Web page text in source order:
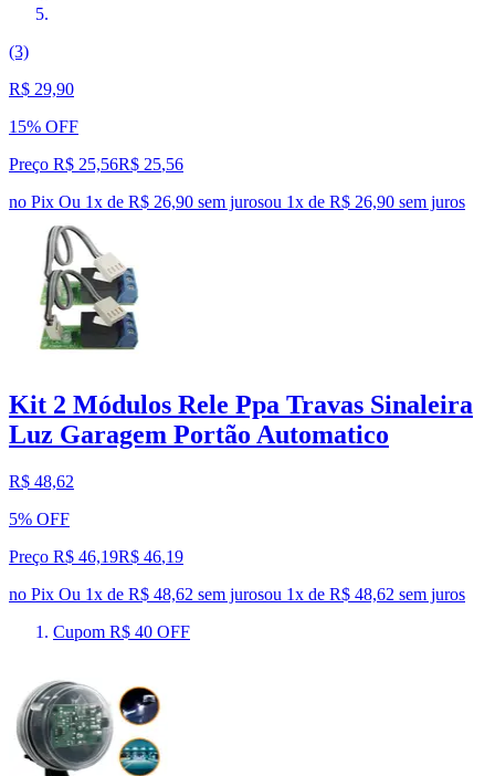
(3)
R$ 29,90
15% OFF
Preço R$ 25,56R$ 25,56
no Pix Ou 1x de R$ 26,90 sem jurosou 1x de R$ 26,90 sem juros
Kit 2 Módulos Rele Ppa Travas Sinaleira
Luz Garagem Portão Automatico
R$ 48,62
5% OFF
Preço R$ 46,19R$ 46,19
no Pix Ou 1x de R$ 48,62 sem jurosou 1x de R$ 48,62 sem juros
Cupom R$ 40 OFF